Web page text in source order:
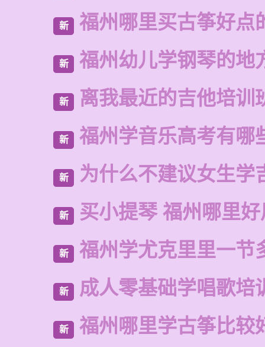
新 福州哪里买古筝好点
新 福州幼儿学钢琴的地
新 离我最近的吉他培训
新 福州学音乐高考有哪
新 为什么不建议女生学
新 买小提琴 福州哪里
新 福州学尤克里里一节
新 成人零基础学唱歌培
新 福州哪里学古筝比较